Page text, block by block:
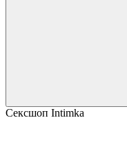
Сексшоп Intimka